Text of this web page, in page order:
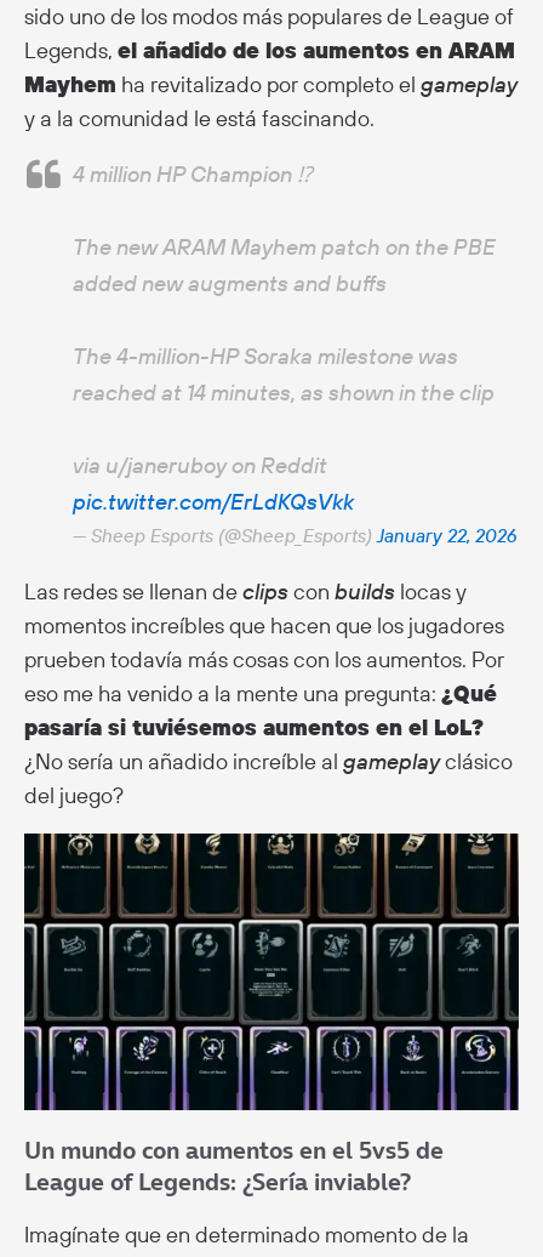
sido uno de los modos más populares de League of
Legends, el añadido de los aumentos en ARAM
Mayhem ha revitalizado por completo el gameplay
y a la comunidad le está fascinando.
4 million HP Champion ⁉️
The new ARAM Mayhem patch on the PBE
added new augments and buffs
The 4-million-HP Soraka milestone was
reached at 14 minutes, as shown in the clip
via u/janeruboy on Reddit
pic.twitter.com/ErLdKQsVkk
— Sheep Esports (@Sheep_Esports) January 22, 2026
Las redes se llenan declipscon builds locas y
momentos increíbles que hacen que los jugadores
prueben todavía más cosas con los aumentos. Por
eso me ha venido a la mente una pregunta: ¿Qué
pasaría si tuviésemos aumentos en el LoL?
¿No sería un añadido increíble al gameplayclásico
del juego?
Un mundo con aumentos en el 5vs5 de
League of Legends: ¿Sería inviable?
Imagínate que en determinado momento de la